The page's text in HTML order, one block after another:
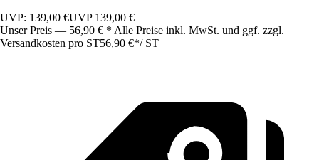
UVP: 139,00 €UVP139,00 €
Unser Preis — 56,90 € * Alle Preise inkl. MwSt. und ggf. zzgl.
Versandkosten pro ST56,90 €*/ ST